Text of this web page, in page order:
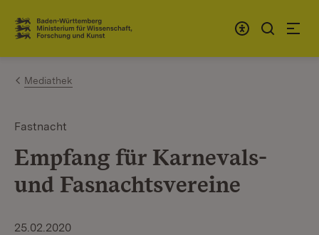
Zum Inhalt springen
Link zur Startseite
Mediathek
Fastnacht
Empfang für Karnevals-
und Fasnachtsvereine
25.02.2020